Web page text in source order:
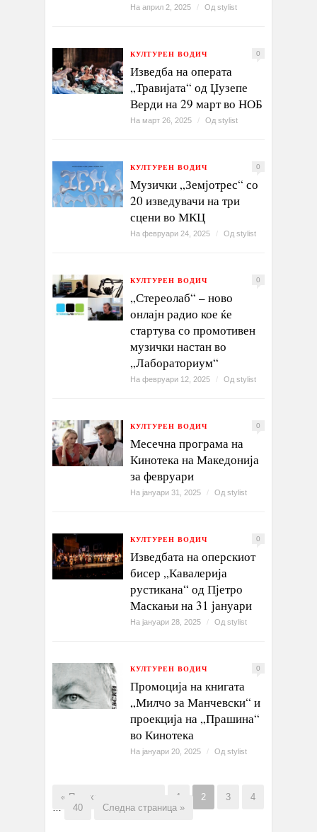
На април 2, 2025 / Од stylist
КУЛТУРЕН ВОДИЧ 0
Изведба на операта
„Травијата“ од Џузепе
Верди на 29 март во НОБ
На март 26, 2025 / Од stylist
КУЛТУРЕН ВОДИЧ 0
Музички „Земјотрес“ со
20 изведувачи на три
сцени во МКЦ
На февруари 24, 2025 / Од stylist
КУЛТУРЕН ВОДИЧ 0
„Стереолаб“ – ново
онлајн радио кое ќе
стартува со промотивен
музички настан во
„Лабораториум“
На февруари 12, 2025 / Од stylist
КУЛТУРЕН ВОДИЧ 0
Месечна програма на
Кинотека на Македонија
за февруари
На јануари 31, 2025 / Од stylist
КУЛТУРЕН ВОДИЧ 0
Изведбата на оперскиот
бисер „Кавалерија
рустикана“ од Пјетро
Маскањи на 31 јануари
На јануари 28, 2025 / Од stylist
КУЛТУРЕН ВОДИЧ 0
Промоција на книгата
„Милчо за Манчевски“ и
проекција на „Прашина“
во Кинотека
На јануари 20, 2025 / Од stylist
« Претходна страница 1 2 3
4
…
40 Следна страница »